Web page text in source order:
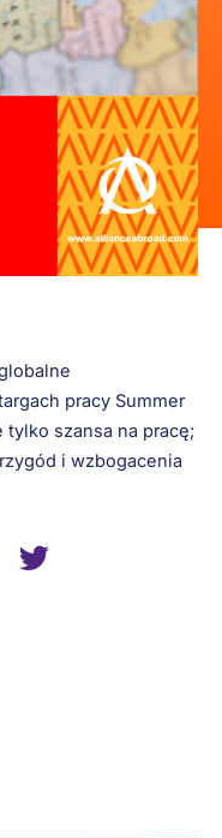
pracy Summer
tylko szansa na pracę;
i wzbogacenia